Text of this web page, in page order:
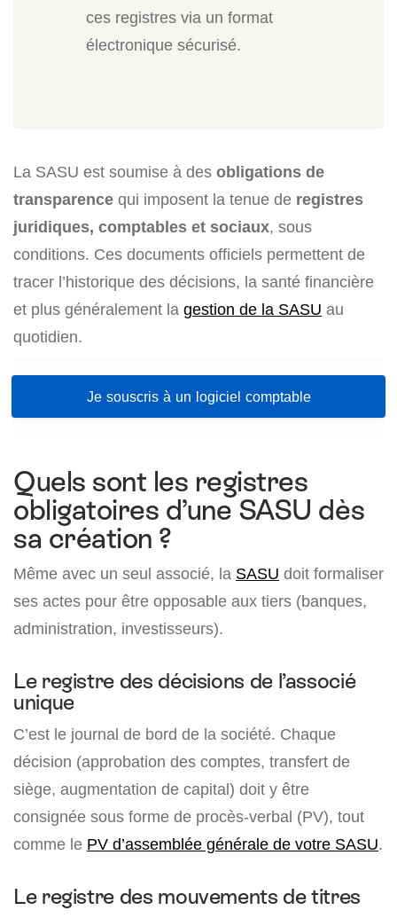
ces registres via un format
électronique sécurisé.
La SASU est soumise à des obligations de
transparence qui imposent la tenue de registres
juridiques, comptables et sociaux, sous
conditions. Ces documents officiels permettent de
tracer l’historique des décisions, la santé financière
et plus généralement la gestion de la SASU au
quotidien.
Je souscris à un logiciel comptable
Quels sont les registres
obligatoires d’une SASU dès
sa création ?
Même avec un seul associé, la SASU doit formaliser
ses actes pour être opposable aux tiers (banques,
administration, investisseurs).
Le registre des décisions de l’associé
unique
C’est le journal de bord de la société. Chaque
décision (approbation des comptes, transfert de
siège, augmentation de capital) doit y être
consignée sous forme de procès-verbal (PV), tout
comme le PV d’assemblée générale de votre SASU.
Le registre des mouvements de titres